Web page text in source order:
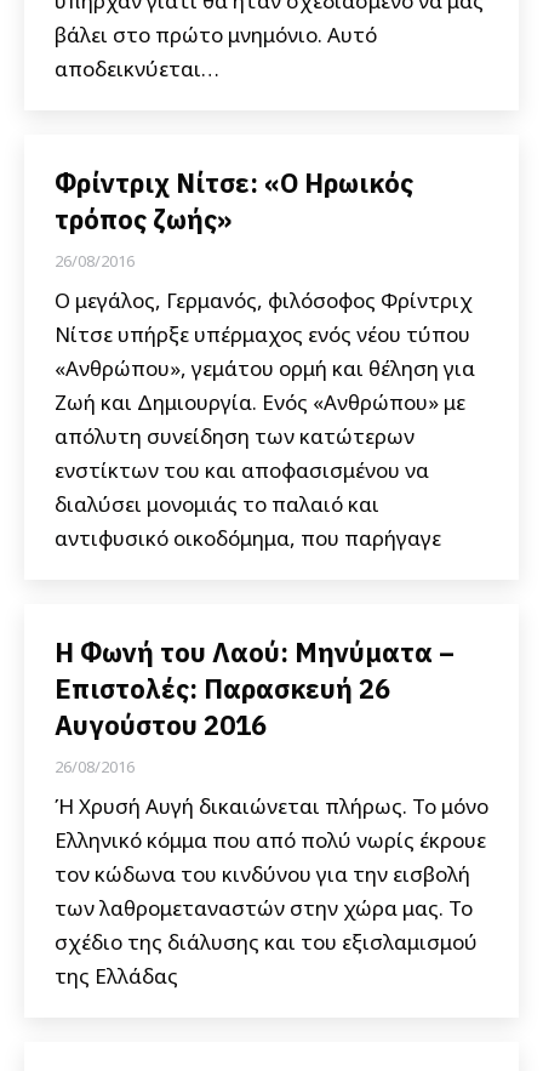
βάλει στο πρώτο μνημόνιο. Αυτό
αποδεικνύεται…
Φρίντριχ Νίτσε: «Ο Ηρωικός
τρόπος ζωής»
26/08/2016
Ο μεγάλος, Γερμανός, φιλόσοφος Φρίντριχ
Νίτσε υπήρξε υπέρμαχος ενός νέου τύπου
«Ανθρώπου», γεμάτου ορμή και θέληση για
Ζωή και Δημιουργία. Ενός «Ανθρώπου» με
απόλυτη συνείδηση των κατώτερων
ενστίκτων του και αποφασισμένου να
διαλύσει μονομιάς το παλαιό και
αντιφυσικό οικοδόμημα, που παρήγαγε
Η Φωνή του Λαού: Μηνύματα –
Επιστολές: Παρασκευή 26
Αυγούστου 2016
26/08/2016
Ή Χρυσή Αυγή δικαιώνεται πλήρως. Το μόνο
Ελληνικό κόμμα που από πολύ νωρίς έκρουε
τον κώδωνα του κινδύνου για την εισβολή
των λαθρομεταναστών στην χώρα μας. Το
σχέδιο της διάλυσης και του εξισλαμισμού
της Ελλάδας